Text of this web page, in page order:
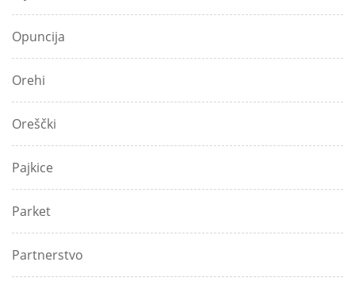
Opuncija
Orehi
Oreščki
Pajkice
Parket
Partnerstvo